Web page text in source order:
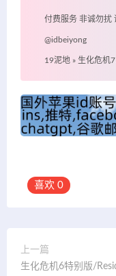
付费服务 非诚勿扰
@idbeiyong
19泥地 » 生化危机
喜欢 0
上一篇
生化危机6特别版/